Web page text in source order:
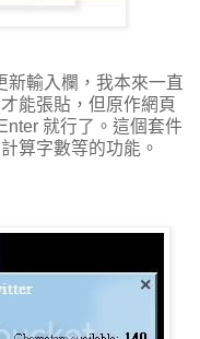
新輸入欄，我本來一直
能張貼，但原作網頁
就行了。這個套件
算字數等的功能。